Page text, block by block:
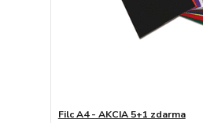
Filc A4 - AKCIA 5+1 zdarma